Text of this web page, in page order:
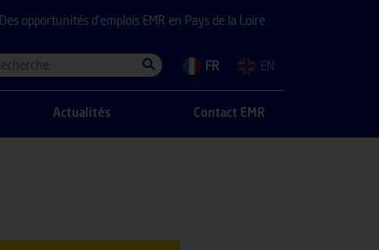
Des opportunités d’emplois EMR en Pays de la Loire
FR EN
Actualités Contact EMR